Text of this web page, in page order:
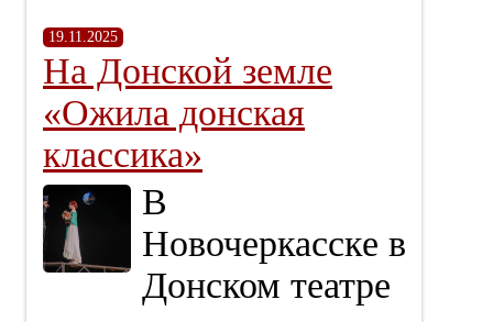
19.11.2025
На Донской земле
«Ожила донская
классика»
В
Новочеркасске в
Донском театре